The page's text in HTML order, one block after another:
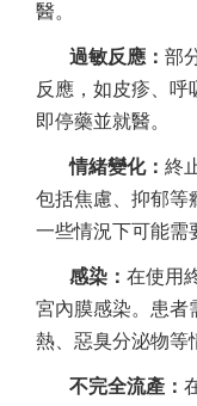
醫。
過敏反應： 部
反應，如皮疹、呼
即停藥並就醫。
情緒變化： 終
包括焦慮、抑郁等
一些情況下可能需
感染： 在使用
宮內膜感染。患者
熱、惡臭分泌物等
不完全流產：